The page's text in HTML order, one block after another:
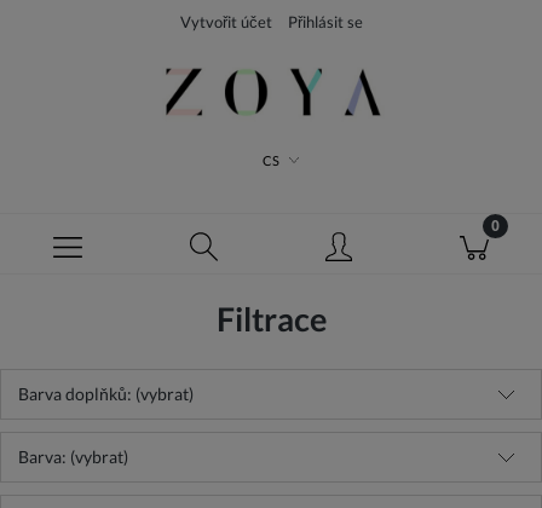
Vytvořit účet Přihlásit se
CS
Filtrace
Barva doplňků: (vybrat)
Barva: (vybrat)